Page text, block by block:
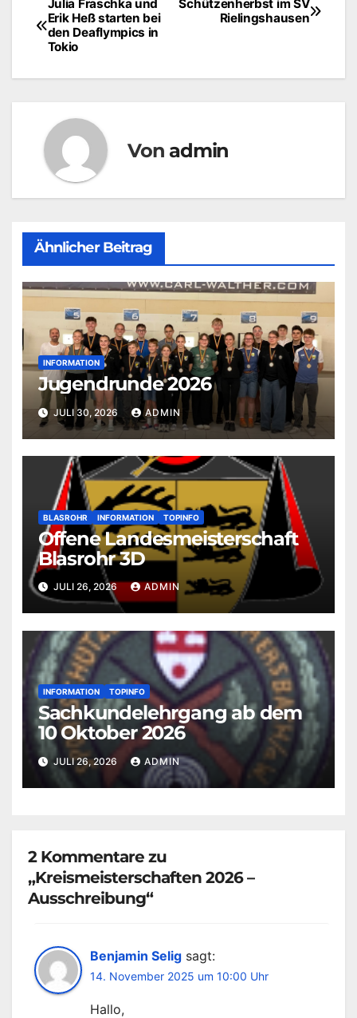
Beitragsnavigation
Schützenherbst im SV
Rielingshausen
Julia Fraschka und
Erik Heß starten bei
den Deaflympics in
Tokio
Von admin
Ähnlicher Beitrag
INFORMATION
Jugendrunde 2026
JULI 30, 2026 ADMIN
BLASROHR INFORMATION TOPINFO
Offene Landesmeisterschaft
Blasrohr 3D
JULI 26, 2026 ADMIN
INFORMATION TOPINFO
Sachkundelehrgang ab dem
10 Oktober 2026
JULI 26, 2026 ADMIN
2 Kommentare zu
„Kreismeisterschaften 2026 –
Ausschreibung“
Benjamin Selig sagt:
14. November 2025 um 10:00 Uhr
Hallo,